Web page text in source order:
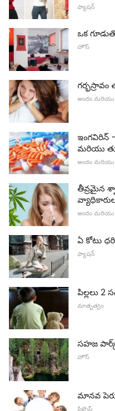
ఫ్యాషన్
ఒక
హౌస్
గర్భస్రావం
అందం మరియు
ఇంగవిరిన్
మరియు
అందం మరియు
తీవ్రమైన
అందం మరియు
ఏ కోటు
ఫ్యాషన్
పిల్లలు 2
మాతృత్వం
సహజ పార్క్
హౌస్
మానవ
ఫిట్నెస్